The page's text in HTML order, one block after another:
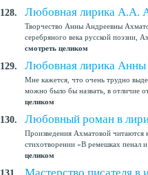
128. Любовная лирика А.А.
Творчество Анны Андреевны
серебряного века русской поэзии,
смотреть целиком
129. Любовная лирика
Мне кажется, что очень трудно
можно было бы назвать, в отличие
целиком
130. Любовный роман в
Произведения Ахматовой читаются
стихотворении «В ремешках пенал
целиком